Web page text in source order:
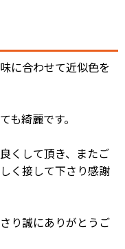
に合わせて近似色を
も綺麗です。
くして頂き、またご
く接して下さり感謝
り誠にありがとうご